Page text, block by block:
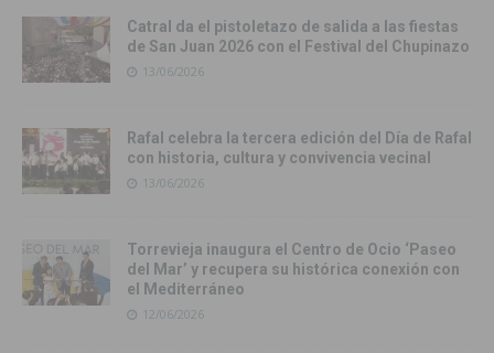
Catral da el pistoletazo de salida a las fiestas
de San Juan 2026 con el Festival del Chupinazo
13/06/2026
Rafal celebra la tercera edición del Día de Rafal
con historia, cultura y convivencia vecinal
13/06/2026
Torrevieja inaugura el Centro de Ocio ‘Paseo
del Mar’ y recupera su histórica conexión con
el Mediterráneo
12/06/2026